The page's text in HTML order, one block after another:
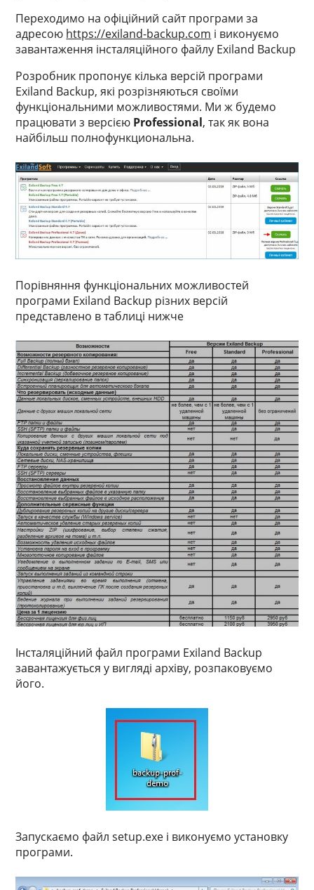
Переходимо на офіційний сайт програми за
адресою https://exiland-backup.com і виконуємо
завантаження інсталяційного файлу Exiland Backup
Розробник пропонує кілька версій програми
Exiland Backup, які розрізняються своїми
функціональними можливостями. Ми ж будемо
працювати з версією Professional, так як вона
найбільш полнофункциональна.
Порівняння функціональних можливостей
програми Exiland Backup різних версій
представлено в таблиці нижче
Інсталяційний файл програми Exiland Backup
завантажується у вигляді архіву, розпаковуємо
його.
Запускаємо файл setup.exe і виконуємо установку
програми.